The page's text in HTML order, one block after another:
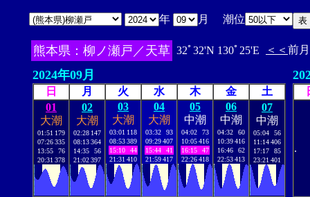
年 月 潮位
熊本県：柳ノ瀬戸／天草 32ﾟ32'N 130ﾟ25'E ＜＜ 前月
2024年09月
日 月 火 水 木 金
土
01
大潮
01:51 179
07:26335
13:55
76
20:31 378
02
大潮
02:28 147
08:13364
14:35
56
21:02397
03
大潮
03:01 118
08:53389
15:10
44
21:31 410
04
大潮
03:32
93
09:29407
15:44
41
21:59417
05
中潮
04:02
73
10:05416
16:15
47
22:26418
06
中潮
04:32
60
10:39416
16:46
62
22:53413
07
中潮
05:04
56
11:14406
17:17
85
23:21 401
.